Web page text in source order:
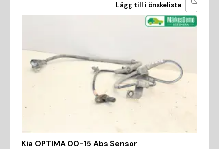
Lägg till i önskelista
Kia OPTIMA 00-15 Abs Sensor